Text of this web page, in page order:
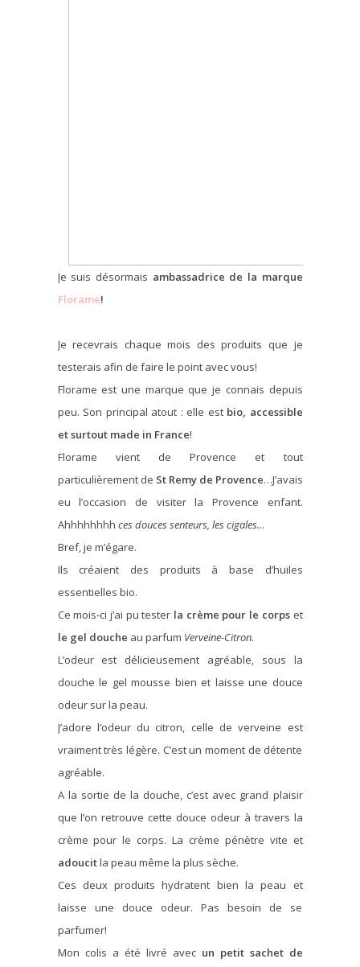
Je suis désormais ambassadrice de la marque
Florame!
Je recevrais chaque mois des produits que je
testerais afin de faire le point avec vous!
Florame est une marque que je connais depuis
peu. Son principal atout : elle est bio, accessible
et surtout made in France!
Florame vient de Provence et tout
particulièrement de St Remy de Provence…J’avais
eu l’occasion de visiter la Provence enfant.
Ahhhhhhhh ces douces senteurs, les cigales...
Bref, je m’égare.
Ils créaient des produits à base d’huiles
essentielles bio.
Ce mois-ci j’ai pu tester la crème pour le corps et
le gel douche au parfum Verveine-Citron.
L’odeur est délicieusement agréable, sous la
douche le gel mousse bien et laisse une douce
odeur sur la peau.
J’adore l’odeur du citron, celle de verveine est
vraiment très légère. C’est un moment de détente
agréable.
A la sortie de la douche, c’est avec grand plaisir
que l’on retrouve cette douce odeur à travers la
crème pour le corps. La crème pénètre vite et
adoucitla peau même la plus sèche.
Ces deux produits hydratent bien la peau et
laisse une douce odeur. Pas besoin de se
parfumer!
Mon colis a été livré avecun petit sachet de